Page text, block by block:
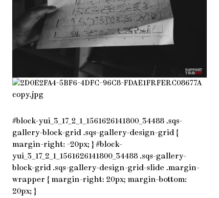
#block-yui_3_17_2_1_1561626141800_34488 .sqs-
gallery-block-grid .sqs-gallery-design-grid {
margin-right: -20px; } #block-
yui_3_17_2_1_1561626141800_34488 .sqs-gallery-
block-grid .sqs-gallery-design-grid-slide .margin-
wrapper { margin-right: 20px; margin-bottom:
20px; }